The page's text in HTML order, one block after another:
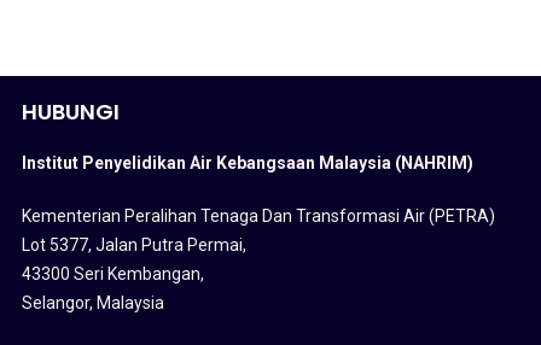
HUBUNGI
Institut Penyelidikan Air Kebangsaan Malaysia (NAHRIM)
Kementerian Peralihan Tenaga Dan Transformasi Air (PETRA)
Lot 5377, Jalan Putra Permai,
43300 Seri Kembangan,
Selangor, Malaysia